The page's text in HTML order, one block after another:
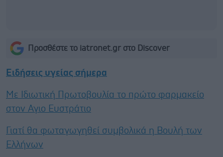
Προσθέστε το iatronet.gr στο Discover
Ειδήσεις υγείας σήμερα
Με Ιδιωτική Πρωτοβουλία το πρώτο φαρμακείο
στον Αγιο Ευστράτιο
Γιατί θα φωταγωγηθεί συμβολικά η Βουλή των
Ελλήνων